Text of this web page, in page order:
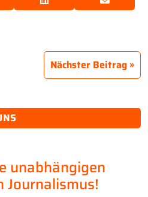
Nächster Beitrag
unabhängigen
Journalismus!